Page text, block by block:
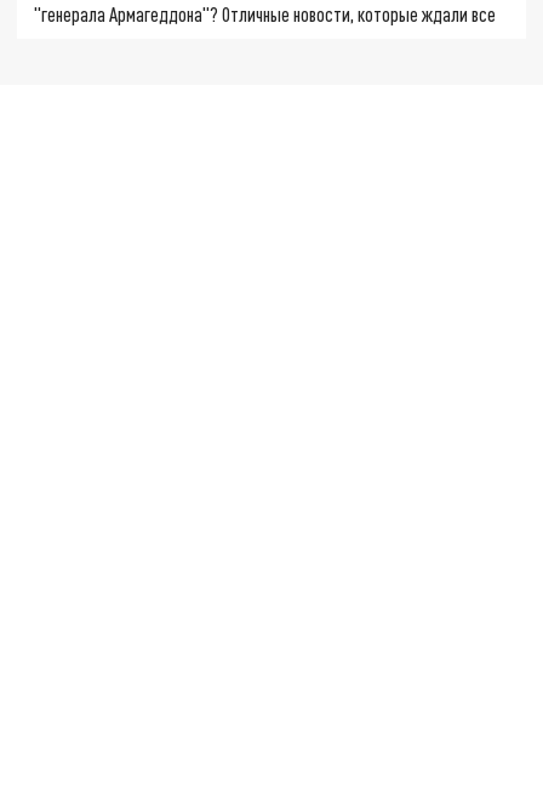
"генерала Армагеддона"? Отличные новости, которые ждали все